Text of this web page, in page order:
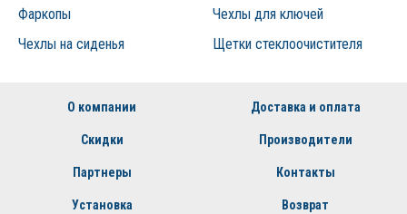
Фаркопы
Чехлы для ключей
Чехлы на сиденья
Щетки стеклоочистителя
О компании Доставка и оплата
Скидки Производители
Партнеры Контакты
Установка Возврат